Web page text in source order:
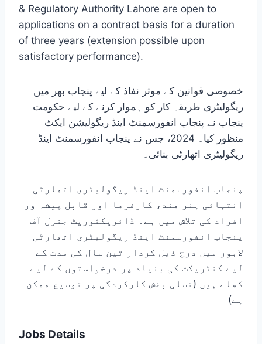
& Regulatory Authority Lahore are open to
applications on a contract basis for a duration
of three years (extension possible upon
satisfactory performance).
خصوصی قوانین کے موثر نفاذ کے لیے پنجاب بھر میں
ریگولیٹری طریقہ کار کو ہموار کرنے کے لیے حکومت
پنجاب نے پنجاب انفورسمنٹ اینڈ ریگولیشن ایکٹ
منظور کیا۔ 2024، جس نے پنجاب انفورسمنٹ اینڈ
ریگولیٹری اتھارٹی بنائی۔
پنجاب انفورسمنٹ اینڈ ریگولیٹری اتھارٹی
انتہائی ہنر مند، کارفرما اور قابل پیشہ ور
افراد کی تلاش میں ہے۔ ڈائریکٹوریٹ جنرل آف
پنجاب انفورسمنٹ اینڈ ریگولیٹری اتھارٹی
لاہور میں درج ذیل کردار تین سال کی مدت کے
لیے کنٹریکٹ کی بنیاد پر درخواستوں کے لیے
کھلے ہیں (تسلی بخش کارکردگی پر توسیع ممکن
ہے)
Jobs Details